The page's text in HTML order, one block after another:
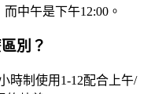
中午是下午12:00。
別？
時制使用1-12配合上午/